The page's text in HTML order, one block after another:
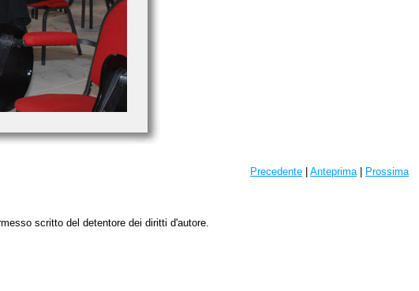
Precedente Anteprima| Prossima
scritto del detentore dei diritti d'autore.